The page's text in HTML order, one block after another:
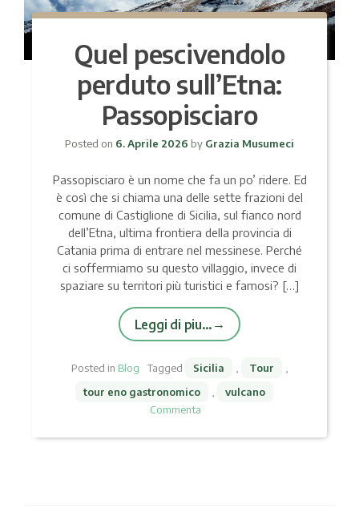
Quel pescivendolo
perduto sull’Etna:
Passopisciaro
Posted on 6. Aprile 2026 by Grazia Musumeci
Passopisciaro è un nome che fa un po’ ridere. Ed
è così che si chiama una delle sette frazioni del
comune di Castiglione di Sicilia, sul fianco nord
dell’Etna, ultima frontiera della provincia di
Catania prima di entrare nel messinese. Perché
ci soffermiamo su questo villaggio, invece di
spaziare su territori più turistici e famosi? […]
Leggi di piu…
Posted in Blog Tagged Sicilia Tour
tour eno gastronomico
vulcano
Commenta